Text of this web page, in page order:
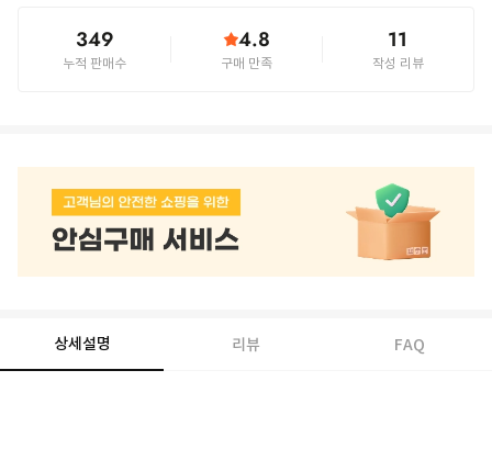
349
누적 판매수
4.8
구매 만족
11
작성 리뷰
상세설명 리뷰 FAQ